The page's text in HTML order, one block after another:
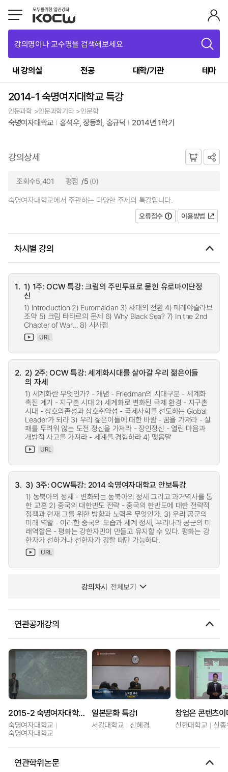
강의명이나 교수명을 검색해보세요
내 강의실 전공 대학/기관 테마
2014-1 숙명여자대학교 특강
인문과학 >인문과학기타 >인문학
숙명여자대학교 홍석우, 장동희, 홍규덕 2014년 1학기
강의상세
조회수5,401 평점 /5 (0)
숙명여자대학교에서 주관하는 다양한 주제의 특강입니다.
오류접수
이용방법
차시별 강의
1. 1) 1주: OCW 특강: 크림의 주민투표로 묻힌 유로마이단정
신
1) Introduction 2) Euromaidan 3) 사태의 전환 4) 페레야슬라브
조약 5) 크림 타타르의 문제 6) Why Black Sea? 7) In the 2nd
Chapter of War... 8) 시사점
URL
2. 2) 2주: OCW 특강: 세계화시대를 살아갈 우리 젊은이들
의 자세
1) 세계화란 무엇인가? - 개념 - Friedman의 시대구분 - 세계화
촉진 계기 - 지구촌 시대 2) 세계화로 변화된 국제 환경 - 지구촌
시대 - 상호의존성과 상호취약성 - 국제사회를 선도하는 Global
Leader가 되라 3) 우리 젊은이들에 대한 바람 - 꿈을 가져라 - 실
패를 두려워 않는 도전 정신을 가져라 - 장인정신 - 열린 마음과
개방적 사고를 가져라 - 세계를 경험하라 4) 맺음말
URL
3. 3) 3주: OCW특강: 2014 숙명여자대학교 안보특강
1) 동북아의 정세 - 변화되는 동북아의 정세 그리고 과거역사를 통
한 교훈 2) 중국의 대한반도 전략 - 중국의 한반도에 대한 전략적
정책과 현재 그를 위한 방향과 노력은 무엇인가. 3) 우리 공군의
미래 역할 - 이러한 중국의 모습과 세계 정세, 우리나라 공군의 미
래역할은 - 평화는 강한자만이 만들고 유지할 수 있다. 평화는 강
한자가 선하거나 선한자가 강할 때만 가능하다.
URL
강의차시 전체보기
연관공개강의
2015-2 숙명여자대학교 특강
숙명여자대학교
숙명여자대학교
일본문화 특강I
서강대학교 신혜경 신한대학교 신
연관학위논문